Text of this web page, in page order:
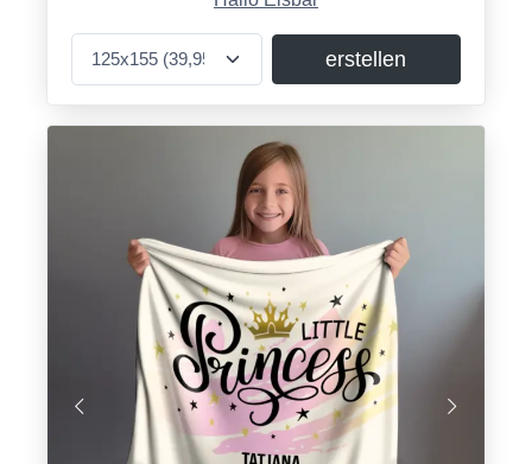
erstellen